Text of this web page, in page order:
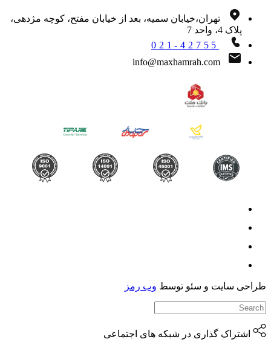
تهران،خیابان سمیه، بعد از خیابان مفتح، کوچه مژدهی،
پلاک 4، واحد 7
021-42755
info@maxhamrah.com
سایت و سئو توسطوب رمز
اشتراک گذاری در شبکه های اجتماعی